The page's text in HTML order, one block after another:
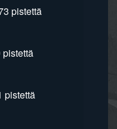
pistettä
pistettä
pistettä